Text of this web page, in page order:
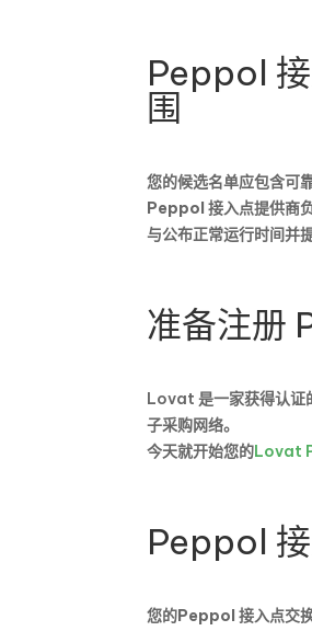
Peppol
围
您的候选名单应包含可
Peppol 接入点提供商
与公布正常运行时间并
准备注册
Lovat 是一家获得认证
子采购网络。
今天就开始您的Lovat
Peppol
您的Peppol 接入点交